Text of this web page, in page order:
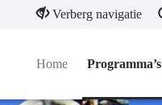
Verberg navigatie
Home Programma’s